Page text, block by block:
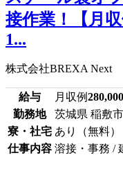
接作業！【月
1...
株式会社BREXA Next
給与 月収例280,000
勤務地
茨城県 稲敷市
寮・社宅 あり（無料）
仕事内容 溶接・事務 /